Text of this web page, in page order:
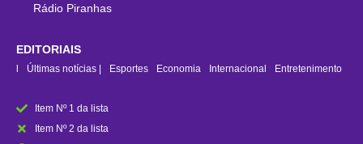
Rádio Piranhas
EDITORIAIS
Últimas notícias | Esportes Economia Internacional Entretenimento
Item Nº 1 da lista
Item Nº 2 da lista